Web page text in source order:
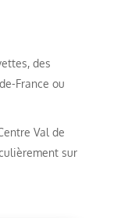
des
France ou
Val de
sur